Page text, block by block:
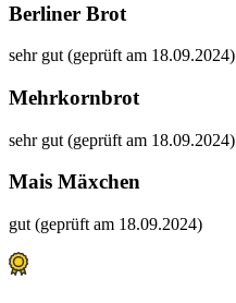
Berliner Brot
sehr gut (geprüft am 18.09.2024)
Mehrkornbrot
sehr gut (geprüft am 18.09.2024)
Mais Mäxchen
gut (geprüft am 18.09.2024)